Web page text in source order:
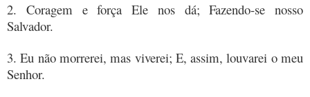
2. Coragem e força Ele nos dá; Fazendo-se nosso
Salvador.
3. Eu não morrerei, mas viverei; E, assim, louvarei o meu
Senhor.